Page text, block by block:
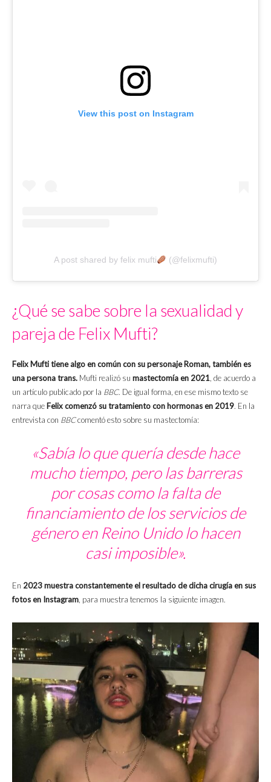
View this post on Instagram
A post shared by felix mufti (@felixmufti)
¿Qué se sabe sobre la sexualidad y
pareja de Felix Mufti?
Felix Mufti tiene algo en común con su personaje Roman, también es
una persona trans. Mufti realizó su mastectomía en 2021, de acuerdo a
un artículo publicado por la BBC. De igual forma, en ese mismo texto se
narra que Felix comenzó su tratamiento con hormonas en 2019. En la
entrevista con BBCcomentó esto sobre su mastectomía:
«Sabía lo que quería desde hace
mucho tiempo, pero las barreras
por cosas como la falta de
financiamiento de los servicios de
género en Reino Unido lo hacen
casi imposible».
En 2023 muestra constantemente el resultado de dicha cirugía en sus
fotos en Instagram, para muestra tenemos la siguiente imagen.